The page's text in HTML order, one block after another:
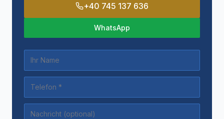
+40 745 137 636
WhatsApp